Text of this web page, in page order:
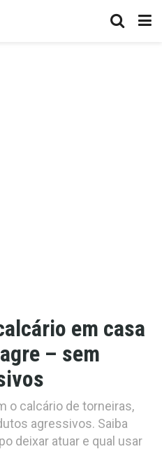
em casa
– sem
o calcário de torneiras,
agressivos. Saiba
deixar atuar e qual usar